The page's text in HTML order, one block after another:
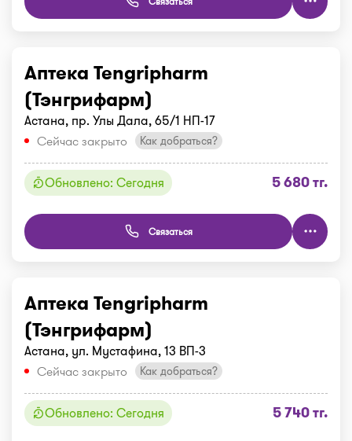
Аптека Tengripharm
(Тэнгрифарм)
Астана, пр. Улы Дала, 65/1 НП-17
Сейчас закрыто
Как добраться?
Обновлено: Сегодня 5 680 тг.
Связаться
Аптека Tengripharm
(Тэнгрифарм)
Астана, ул. Мустафина, 13 ВП-3
Сейчас закрыто
Как добраться?
Обновлено: Сегодня 5 740 тг.